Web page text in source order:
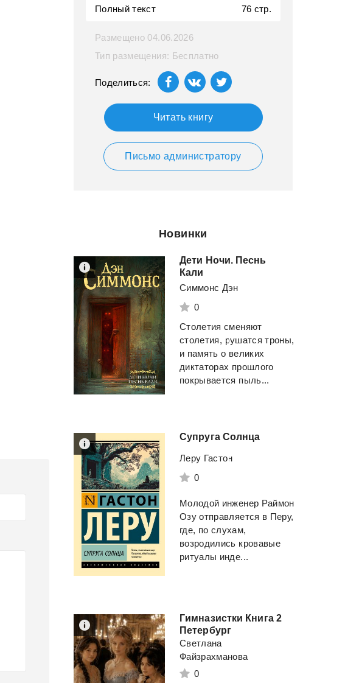
Полный текст 76 стр.
Размещено 04.06.2026
Тип размещения: Бесплатно
Поделиться:
Читать книгу
Письмо администратору
Новинки
Дети Ночи. Песнь
Кали
Симмонс Дэн
0
Столетия сменяют
столетия, рушатся троны,
и память о великих
диктаторах прошлого
покрывается пыль...
Супруга Солнца
Леру Гастон
0
Молодой инженер Раймон
Озу отправляется в Перу,
где, по слухам,
возродились кровавые
ритуалы инде...
Гимназистки Книга 2
Петербург
Светлана
Файзрахманова
0